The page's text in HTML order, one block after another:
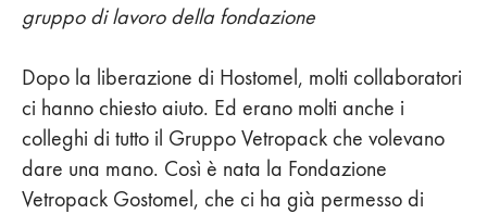
gruppo di lavoro della fondazione
Dopo la liberazione di Hostomel, molti collaboratori
ci hanno chiesto aiuto. Ed erano molti anche i
colleghi di tutto il Gruppo Vetropack che volevano
dare una mano. Così è nata la Fondazione
Vetropack Gostomel, che ci ha già permesso di